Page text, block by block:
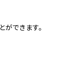
できます。